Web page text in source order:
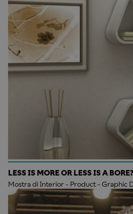
LESS IS MORE OR LESS IS A BORE?
Mostra di Interior - Product - Graphic